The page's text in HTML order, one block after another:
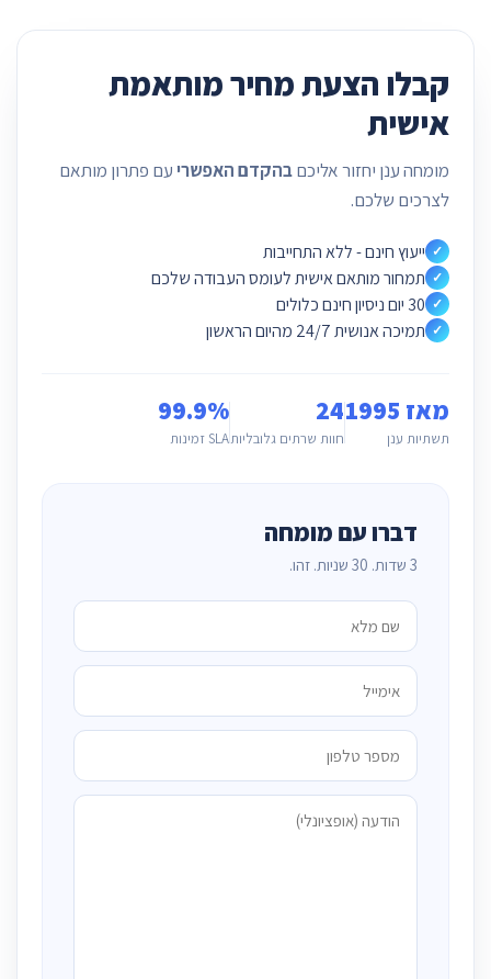
קבלו הצעת מחיר מותאמת
אישית
מומחה ענן יחזור אליכםבהקדם האפשרי עם פתרון מותאם
לצרכים שלכם.
✓ ייעוץ חינם - ללא התחייבות
✓ תמחור מותאם אישית לעומס העבודה שלכם
✓ 30 יום ניסיון חינם כלולים
✓ תמיכה אנושית 24/7 מהיום הראשון
מאז 1995
תשתיות ענן
24
חוות שרתים גלובליות
99.9%
SLA זמינות
דברו עם מומחה
3 שדות. 30 שניות. זהו.